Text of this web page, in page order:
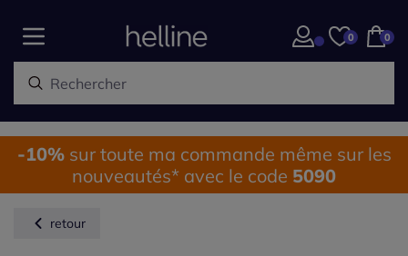
0 0
-10%sur toute ma commande même sur les
nouveautés* avec le code 5090
retour